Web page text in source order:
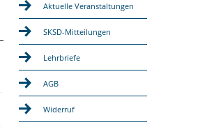
Aktuelle Veranstaltungen
SKSD-Mitteilungen
Lehrbriefe
AGB
Widerruf